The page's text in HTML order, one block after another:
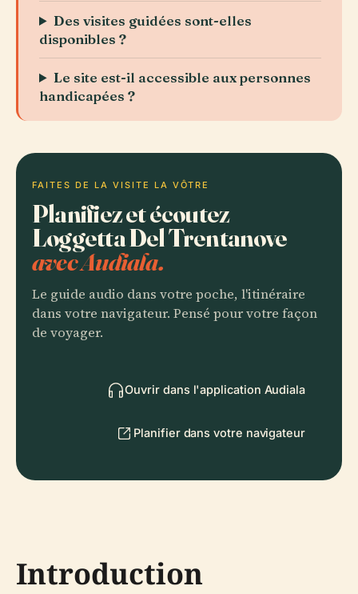
Des visites guidées sont-elles
disponibles ?
Le site est-il accessible aux personnes
handicapées ?
FAITES DE LA VISITE LA VÔTRE
Planifiez et écoutez
Loggetta Del Trentanove
avec Audiala.
Le guide audio dans votre poche, l'itinéraire
dans votre navigateur. Pensé pour votre façon
de voyager.
Ouvrir dans l'application Audiala
Planifier dans votre navigateur
Introduction